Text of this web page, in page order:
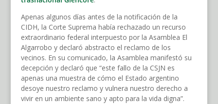
Apenas algunos días antes de la notificación de la
CIDH, la Corte Suprema había rechazado un recurso
extraordinario federal interpuesto por la Asamblea El
Algarrobo y declaró abstracto el reclamo de los
vecinos. En su comunicado, la Asamblea manifestó su
decepción y declaró que “este fallo de la CSJN es
apenas una muestra de cómo el Estado argentino
desoye nuestro reclamo y vulnera nuestro derecho a
vivir en un ambiente sano y apto para la vida digna”.